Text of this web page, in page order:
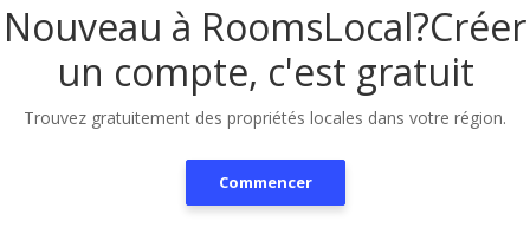
Nouveau à RoomsLocal?Créer
un compte, c'est gratuit
Trouvez gratuitement des propriétés locales dans votre région.
Commencer